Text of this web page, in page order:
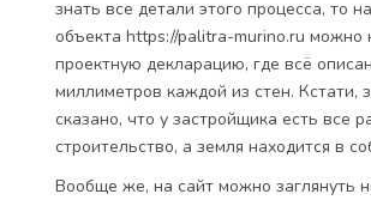
знать все детали этого процесса, то
объекта https://palitra-murino.ru можно
проектную декларацию, где всё
миллиметров каждой из стен. Кстати,
сказано, что у застройщика есть все
строительство, а земля находится в
Вообще же, на сайт можно заглянуть